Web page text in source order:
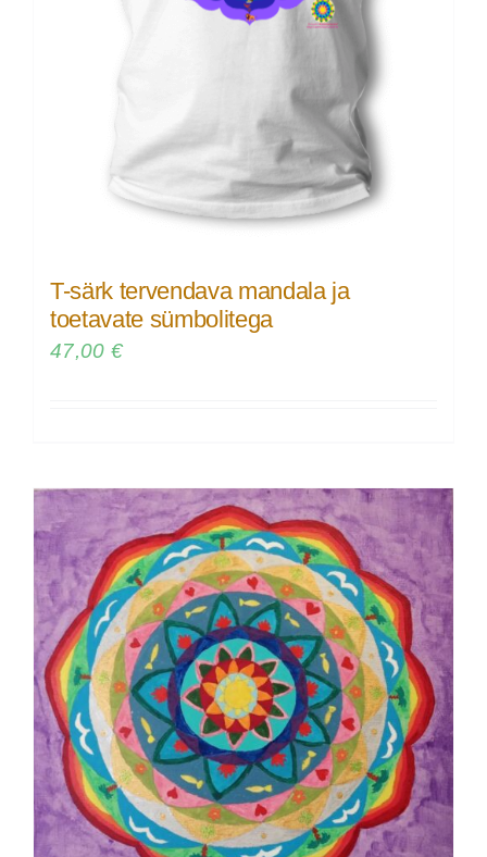
T-särk tervendava mandala ja
toetavate sümbolitega
47,00 €